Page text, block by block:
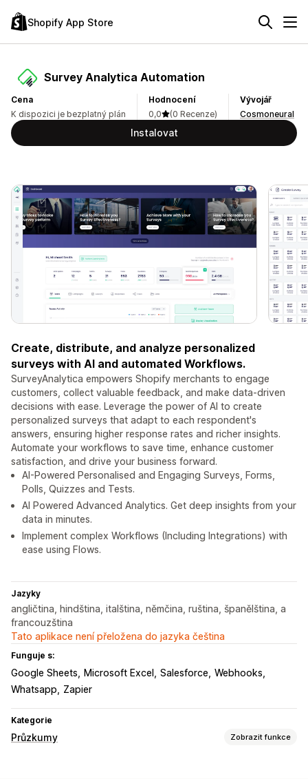
Shopify App Store
Survey Analytica Automation
Cena
K dispozici je bezplatný plán
Hodnocení
0,0
(0 Recenze)
Vývojář
Cosmoneural
Instalovat
Create, distribute, and analyze personalized
surveys with AI and automated Workflows.
SurveyAnalytica empowers Shopify merchants to engage
customers, collect valuable feedback, and make data-driven
decisions with ease. Leverage the power of AI to create
personalized surveys that adapt to each respondent's
answers, ensuring higher response rates and richer insights.
Automate your workflows to save time, enhance customer
satisfaction, and drive your business forward.
AI-Powered Personalised and Engaging Surveys, Forms,
Polls, Quizzes and Tests.
AI Powered Advanced Analytics. Get deep insights from your
data in minutes.
Implement complex Workflows (Including Integrations) with
ease using Flows.
Jazyky
angličtina, hindština, italština, němčina, ruština, španělština, a
francouzština
Tato aplikace není přeložena do jazyka čeština
Funguje s:
Google Sheets Microsoft Excel Salesforce Webhooks
Whatsapp
Zapier
Kategorie
Průzkumy Zobrazit funkce